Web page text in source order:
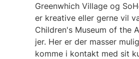
Greenwhich Village og
er kreative eller gerne vil
Children's Museum of the
jer. Her er der masser
komme i kontakt med sit